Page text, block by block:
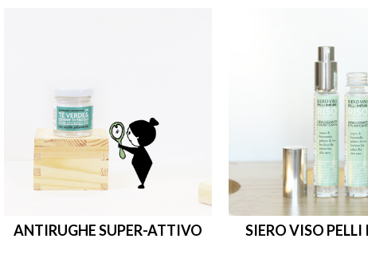
ANTIRUGHE SUPER-ATTIVO SIERO VISO PELLI